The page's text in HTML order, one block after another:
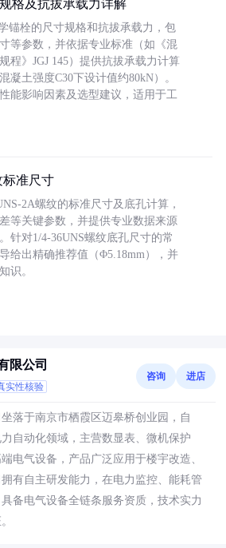
格及抗拔承载力详解
锚栓的尺寸规格和抗拔承载力，包
等参数，并依据专业标准（如《混
程》JGJ 145）提供抗拔承载力计算
凝土强度C30下设计值约80kN）。
能影响因素及选型建议，适用于工
标准尺寸
2A螺纹的标准尺寸及底孔计算，
等关键参数，并提供专业数据来源
针对1/4-36UNS螺纹底孔尺寸的常
给出精确推荐值（Φ5.18mm），并
识。
限公司
实性核验
咨询 进店
落于南京市栖霞区迈皋桥创业园，自
自动化领域，主营数显表、微机保护
电气设备，产品广泛应用于楼宇改造、
有自主研发能力，在电力监控、能耗管
备电气设备全链条服务资质，技术实力